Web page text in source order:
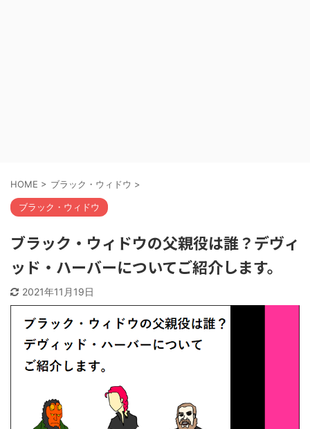
HOME > ブラック・ウィドウ >
ブラック・ウィドウ
ブラック・ウィドウの父親役は誰？デヴィ
ッド・ハーバーについてご紹介します。
2021年11月19日